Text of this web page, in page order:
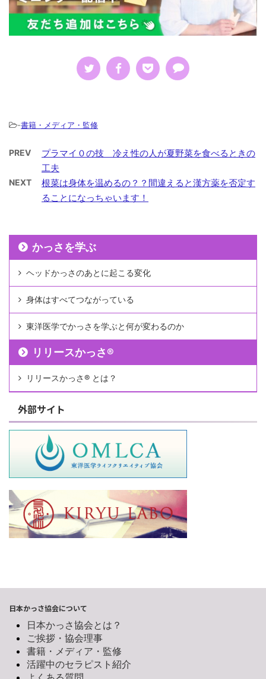
-書籍・メディア・監修
PREV
プラマイ０の技 冷え性の人が夏野菜を食べるときの
工夫
NEXT
根菜は身体を温めるの？？間違えると漢方薬を否定す
ることになっちゃいます！
かっさを学ぶ
ヘッドかっさのあとに起こる変化
身体はすべてつながっている
東洋医学でかっさを学ぶと何が変わるのか
リリースかっさ®︎
リリースかっさ®︎ とは？
外部サイト
日本かっさ協会について
日本かっさ協会とは？
ご挨拶・協会理事
書籍・メディア・監修
活躍中のセラピスト紹介